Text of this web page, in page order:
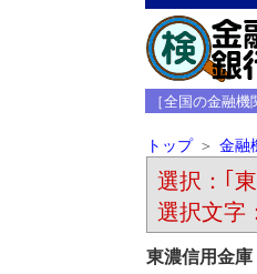
［全国の金融
トップ 金融
選択：｢
選択文字
東濃信用金